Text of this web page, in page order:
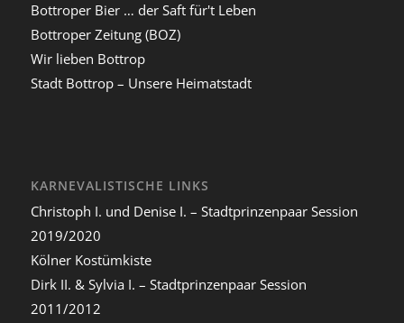
Bottroper Bier … der Saft für't Leben
Bottroper Zeitung (BOZ)
Wir lieben Bottrop
Stadt Bottrop – Unsere Heimatstadt
KARNEVALISTISCHE LINKS
Christoph I. und Denise I. – Stadtprinzenpaar Session
2019/2020
Kölner Kostümkiste
Dirk II. & Sylvia I. – Stadtprinzenpaar Session
2011/2012